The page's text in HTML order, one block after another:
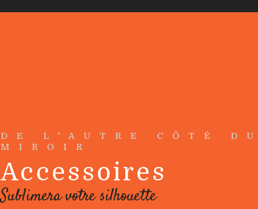
DE L'AUTRE CÔTÉ DU
MIROIR
Accessoires
Sublimera votre silhouette